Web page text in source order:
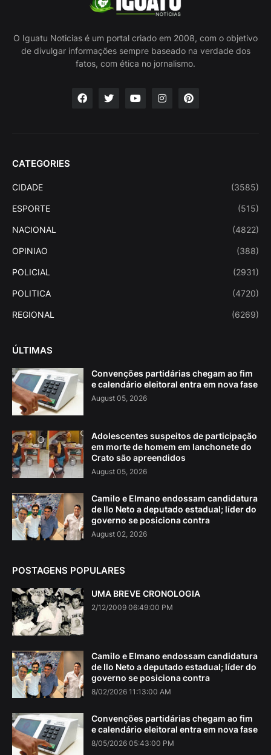
O Iguatu Noticias é um portal criado em 2008, com o objetivo
de divulgar informações sempre baseado na verdade dos
fatos, com ética no jornalismo.
CATEGORIES
CIDADE (3585)
ESPORTE (515)
NACIONAL (4822)
OPINIAO (388)
POLICIAL (2931)
POLITICA (4720)
REGIONAL (6269)
ÚLTIMAS
Convenções partidárias chegam ao fim
e calendário eleitoral entra em nova fase
August 05, 2026
Adolescentes suspeitos de participação
em morte de homem em lanchonete do
Crato são apreendidos
August 05, 2026
Camilo e Elmano endossam candidatura
de Ilo Neto a deputado estadual; líder do
governo se posiciona contra
August 02, 2026
POSTAGENS POPULARES
UMA BREVE CRONOLOGIA
2/12/2009 06:49:00 PM
Camilo e Elmano endossam candidatura
de Ilo Neto a deputado estadual; líder do
governo se posiciona contra
8/02/2026 11:13:00 AM
Convenções partidárias chegam ao fim
e calendário eleitoral entra em nova fase
8/05/2026 05:43:00 PM